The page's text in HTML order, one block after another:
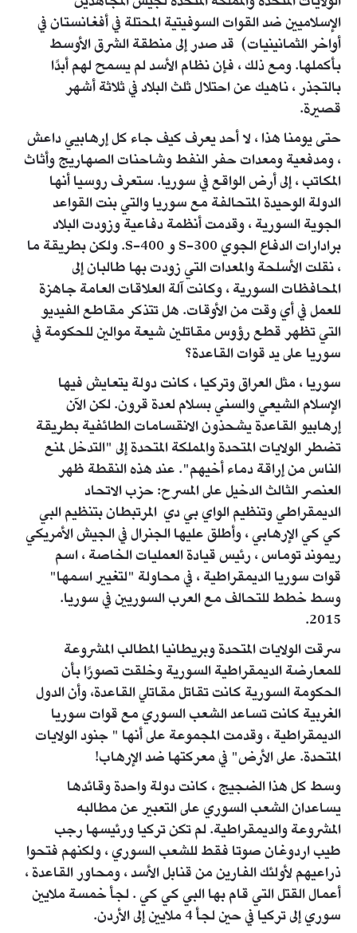
الإسلاميين ضد القوات السوفيتية المحتلة في أفغانستان في
أواخر الثمانينيات) قد صدر إلى منطقة الشرق الأوسط
بأكملها. ومع ذلك ، فإن نظام الأسد لم يسمح لهم أبدًا
بالتجذر ، ناهيك عن احتلال ثلث البلاد في ثلاثة أشهر
قصيرة.
حتى يومنا هذا ، لا أحد يعرف كيف جاء كل إرهابيي داعش
، ومدفعية ومعدات حفر النفط وشاحنات الصهاريج وأثاث
المكاتب ، إلى أرض الواقع في سوريا. ستعرف روسيا أنها
الدولة الوحيدة المتحالفة مع سوريا والتي بنت القواعد
الجوية السورية ، وقدمت أنظمة دفاعية وزودت البلاد
برادارات الدفاع الجوي S-300 و S-400. ولكن بطريقة ما
، نقلت الأسلحة والمعدات التي زودت بها طالبان إلى
المحافظات السورية ، وكانت آلة العلاقات العامة جاهزة
للعمل في أي وقت من الأوقات. هل تتذكر مقاطع الفيديو
التي تظهر قطع رؤوس مقاتلين شيعة موالين للحكومة في
سوريا على يد قوات القاعدة؟
سوريا ، مثل العراق وتركيا ، كانت دولة يتعايش فيها
الإسلام الشيعي والسني بسلام لعدة قرون. لكن الآن
إرهابيو القاعدة يشحذون الانقسامات الطائفية بطريقة
تضطر الولايات المتحدة والمملكة المتحدة إلى "التدخل لمنع
الناس من إراقة دماء أخيهم". عند هذه النقطة ظهر
العنصر الثالث الدخيل على المسرح: حزب الاتحاد
الديمقراطي وتنظيم الواي بي دي المرتبطان بتنظيم البي
كي كي الإرهابي ، وأطلق عليها الجنرال في الجيش الأمريكي
ريموند توماس ، رئيس قيادة العمليات الخاصة ، اسم
قوات سوريا الديمقراطية ، في محاولة "لتغيير اسمها"
وسط خطط للتحالف مع العرب السوريين في سوريا.
2015.
سرقت الولايات المتحدة وبريطانيا المطالب المشروعة
للمعارضة الديمقراطية السورية وخلقت تصورًا بأن
الحكومة السورية كانت تقاتل مقاتلي القاعدة، وأن الدول
الغربية كانت تساعد الشعب السوري مع قوات سوريا
الديمقراطية ، وقدمت المجموعة على أنها " جنود الولايات
المتحدة. على الأرض" في معركتها ضد الإرهاب!
وسط كل هذا الضجيج ، كانت دولة واحدة وقائدها
يساعدان الشعب السوري على التعبير عن مطالبه
المشروعة والديمقراطية. لم تكن تركيا ورئيسها رجب
طيب اردوغان صوتا فقط للشعب السوري ، ولكنهم فتحوا
ذراعيهم لأولئك الفارين من قنابل الأسد ، ومحاور القاعدة ،
أعمال القتل التي قام بها البي كي كي . لجأ خمسة ملايين
سوري إلى تركيا في حين لجأ 4 ملايين إلى الأردن.